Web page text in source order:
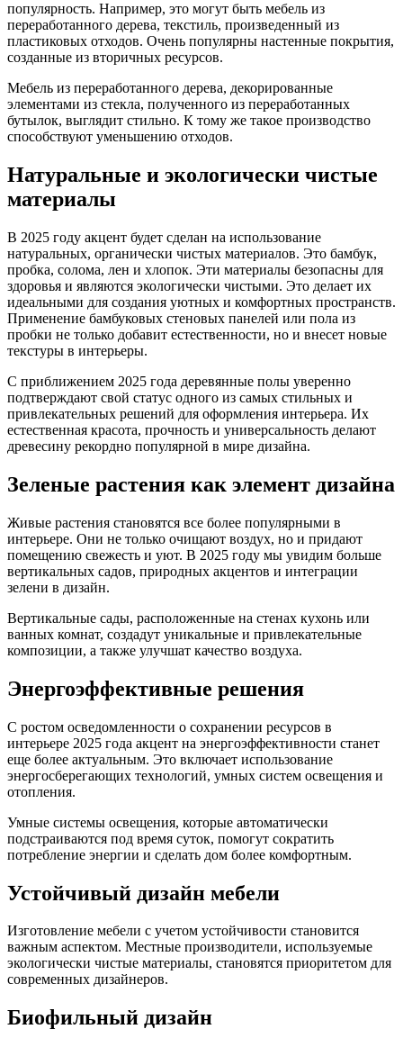
популярность. Например, это могут быть мебель из
переработанного дерева, текстиль, произведенный из
пластиковых отходов. Очень популярны настенные покрытия,
созданные из вторичных ресурсов.
Мебель из переработанного дерева, декорированные
элементами из стекла, полученного из переработанных
бутылок, выглядит стильно. К тому же такое производство
способствуют уменьшению отходов.
Натуральные и экологически чистые
материалы
В 2025 году акцент будет сделан на использование
натуральных, органически чистых материалов. Это бамбук,
пробка, солома, лен и хлопок. Эти материалы безопасны для
здоровья и являются экологически чистыми. Это делает их
идеальными для создания уютных и комфортных пространств.
Применение бамбуковых стеновых панелей или пола из
пробки не только добавит естественности, но и внесет новые
текстуры в интерьеры.
С приближением 2025 года деревянные полы уверенно
подтверждают свой статус одного из самых стильных и
привлекательных решений для оформления интерьера. Их
естественная красота, прочность и универсальность делают
древесину рекордно популярной в мире дизайна.
Зеленые растения как элемент дизайна
Живые растения становятся все более популярными в
интерьере. Они не только очищают воздух, но и придают
помещению свежесть и уют. В 2025 году мы увидим больше
вертикальных садов, природных акцентов и интеграции
зелени в дизайн.
Вертикальные сады, расположенные на стенах кухонь или
ванных комнат, создадут уникальные и привлекательные
композиции, а также улучшат качество воздуха.
Энергоэффективные решения
С ростом осведомленности о сохранении ресурсов в
интерьере 2025 года акцент на энергоэффективности станет
еще более актуальным. Это включает использование
энергосберегающих технологий, умных систем освещения и
отопления.
Умные системы освещения, которые автоматически
подстраиваются под время суток, помогут сократить
потребление энергии и сделать дом более комфортным.
Устойчивый дизайн мебели
Изготовление мебели с учетом устойчивости становится
важным аспектом. Местные производители, используемые
экологически чистые материалы, становятся приоритетом для
современных дизайнеров.
Биофильный дизайн